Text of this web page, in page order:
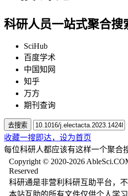
科研人员一站式聚合搜
SciHub
百度学术
中国知网
知乎
万方
期刊查询
去搜索
收藏一搜即达， 设为首页
每位科研人都应该有这样一个聚合
Copyright © 2020-2026
Reserved
科研通是非营利科研互助平台，
本站互助的所有文件仅供个人学